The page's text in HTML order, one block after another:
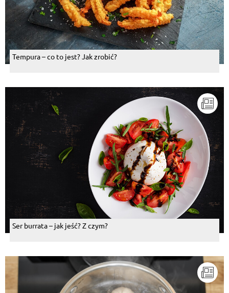
Tempura – co to jest? Jak zrobić?
Ser burrata – jak jeść? Z czym?